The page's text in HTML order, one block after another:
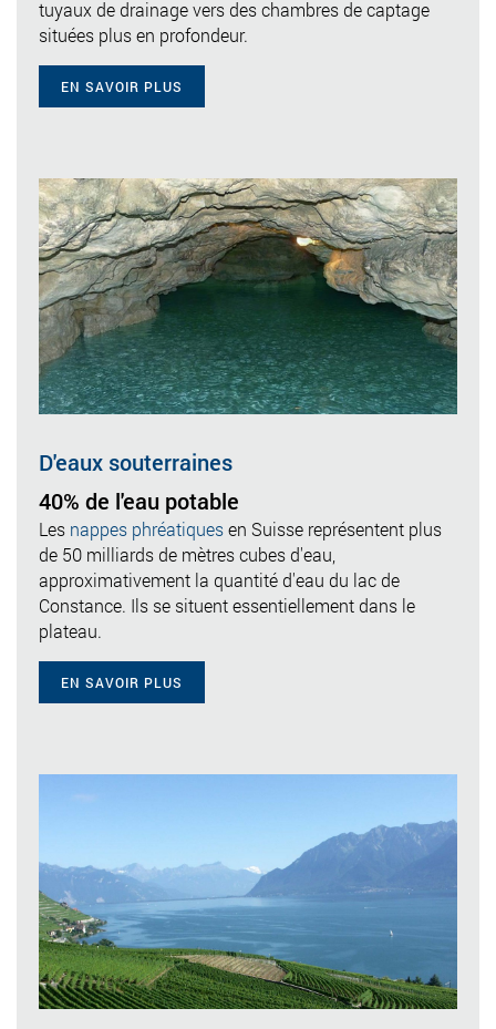
tuyaux de drainage vers des chambres de captage
situées plus en profondeur.
EN SAVOIR PLUS
D'eaux souterraines
40% de l'eau potable
Les nappes phréatiquesen Suisse représentent plus
de 50 milliards de mètres cubes d'eau,
approximativement la quantité d'eau du lac de
Constance. Ils se situent essentiellement dans le
plateau.
EN SAVOIR PLUS